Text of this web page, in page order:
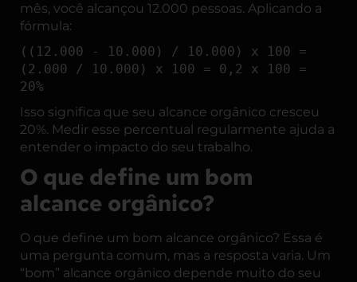
mês, você alcançou 12.000 pessoas. Aplicando a
fórmula:
((12.000 - 10.000) / 10.000) x 100 =
(2.000 / 10.000) x 100 = 0,2 x 100 =
20%
Isso significa que seu alcance orgânico cresceu
20%. Medir esse percentual regularmente ajuda a
entender o impacto do seu trabalho.
O que define um bom
alcance orgânico?
O que define um bom alcance orgânico? Essa é
uma pergunta comum, mas a resposta varia. Um
“bom” alcance orgânico depende muito do seu